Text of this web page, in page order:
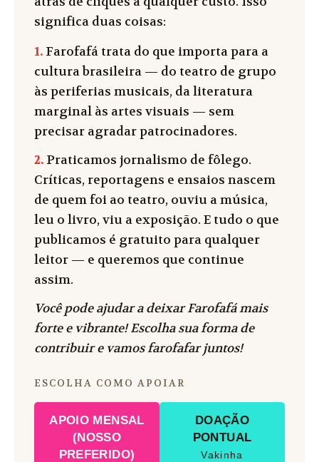
significa duas coisas:
1. Farofafá trata do que importa para a
cultura brasileira — do teatro de grupo
às periferias musicais, da literatura
marginal às artes visuais — sem
precisar agradar patrocinadores.
2. Praticamos jornalismo de fôlego.
Críticas, reportagens e ensaios nascem
de quem foi ao teatro, ouviu a música,
leu o livro, viu a exposição. E tudo o que
publicamos é gratuito para qualquer
leitor — e queremos que continue
assim.
Você pode ajudar a deixar Farofafá mais
forte e vibrante! Escolha sua forma de
contribuir e vamos farofafar juntos!
ESCOLHA COMO APOIAR
APOIO MENSAL
(NOSSO
PREFERIDO)
DOAÇÃO
PONTUAL
Vakinha